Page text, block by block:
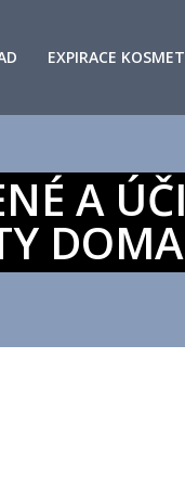
EXPIRACE
A
DOMA